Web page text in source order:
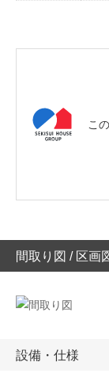
こ
間取り図 / 区画
設備・仕様